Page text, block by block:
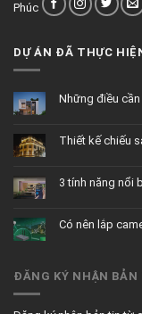
Phúc
DỰ ÁN ĐÃ THỰC
Những điều
luận
biết
đặt
nhà
Thiết kế chiếu
luận
chiếu
sáng
3 tính năng nổi
luận
nổi
bật
Có nên lắp
ở
camera
ĐĂNG KÝ NHẬN BẢN